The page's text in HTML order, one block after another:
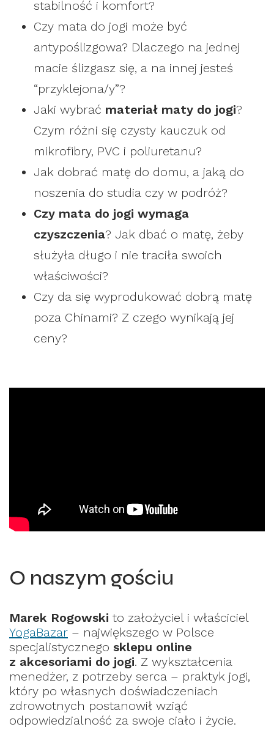
stabilność i komfort?
Czy mata do jogi może być
antypoślizgowa? Dlaczego na jednej
macie ślizgasz się, a na innej jesteś
“przyklejona/y”?
Jaki wybrać materiał maty do jogi?
Czym różni się czysty kauczuk od
mikrofibry, PVC i poliuretanu?
Jak dobrać matę do domu, a jaką do
noszenia do studia czy w podróż?
Czy mata do jogi wymaga
czyszczenia? Jak dbać o matę, żeby
służyła długo i nie traciła swoich
właściwości?
Czy da się wyprodukować dobrą matę
poza Chinami? Z czego wynikają jej
ceny?
O naszym gościu
Marek Rogowski to założyciel i właściciel
YogaBazar – największego w Polsce
specjalistycznego sklepu online
z akcesoriami do jogi. Z wykształcenia
menedżer, z potrzeby serca – praktyk jogi,
który po własnych doświadczeniach
zdrowotnych postanowił wziąć
odpowiedzialność za swoje ciało i życie.